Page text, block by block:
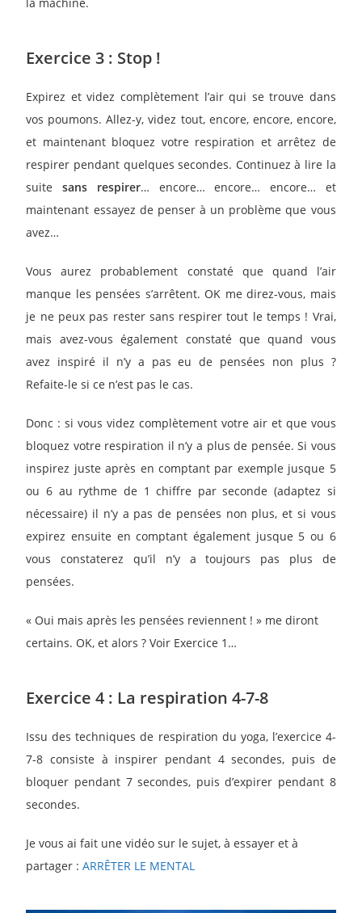
Exercice 3 : Stop !
Expirez et videz complètement l’air qui se trouve dans
vos poumons. Allez-y, videz tout, encore, encore, encore,
et maintenant bloquez votre respiration et arrêtez de
respirer pendant quelques secondes. Continuez à lire la
suitesans respirer… encore… encore… encore… et
maintenant essayez de penser à un problème que vous
avez…
Vous aurez probablement constaté que quand l’air
manque les pensées s’arrêtent. OK me direz-vous, mais
je ne peux pas rester sans respirer tout le temps ! Vrai,
mais avez-vous également constaté que quand vous
avez inspiré il n’y a pas eu de pensées non plus ?
Refaite-le si ce n’est pas le cas.
Donc : si vous videz complètement votre air et que vous
bloquez votre respiration il n’y a plus de pensée. Si vous
inspirez juste après en comptant par exemple jusque 5
ou 6 au rythme de 1 chiffre par seconde (adaptez si
nécessaire) il n’y a pas de pensées non plus, et si vous
expirez ensuite en comptant également jusque 5 ou 6
vous constaterez qu’il n’y a toujours pas plus de
pensées.
« Oui mais après les pensées reviennent ! » me diront
certains. OK, et alors ? Voir Exercice 1…
Exercice 4 : La respiration 4-7-8
Issu des techniques de respiration du yoga, l’exercice 4-
7-8 consiste à inspirer pendant 4 secondes, puis de
bloquer pendant 7 secondes, puis d’expirer pendant 8
secondes.
Je vous ai fait une vidéo sur le sujet, à essayer et à
partager :ARRÊTER LE MENTAL